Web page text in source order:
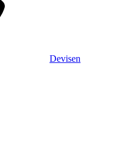
Devisen